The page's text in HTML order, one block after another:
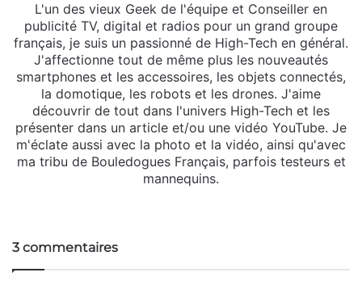
L'un des vieux Geek de l'équipe et Conseiller en
publicité TV, digital et radios pour un grand groupe
français, je suis un passionné de High-Tech en général.
J'affectionne tout de même plus les nouveautés
smartphones et les accessoires, les objets connectés,
la domotique, les robots et les drones. J'aime
découvrir de tout dans l'univers High-Tech et les
présenter dans un article et/ou une vidéo YouTube. Je
m'éclate aussi avec la photo et la vidéo, ainsi qu'avec
ma tribu de Bouledogues Français, parfois testeurs et
mannequins.
3 commentaires